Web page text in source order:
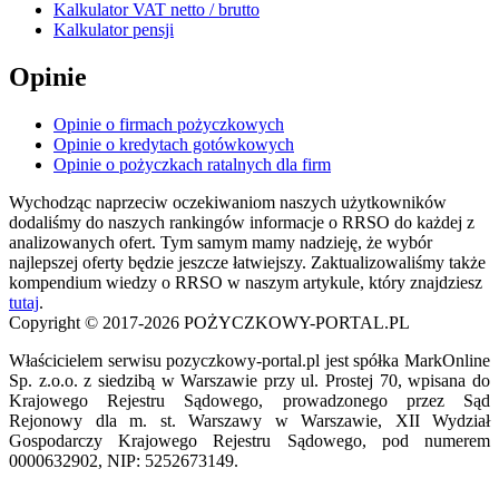
Kalkulator VAT netto / brutto
Kalkulator pensji
Opinie
Opinie o firmach pożyczkowych
Opinie o kredytach gotówkowych
Opinie o pożyczkach ratalnych dla firm
Wychodząc naprzeciw oczekiwaniom naszych użytkowników
dodaliśmy do naszych rankingów informacje o RRSO do każdej z
analizowanych ofert. Tym samym mamy nadzieję, że wybór
najlepszej oferty będzie jeszcze łatwiejszy. Zaktualizowaliśmy także
kompendium wiedzy o RRSO w naszym artykule, który znajdziesz
tutaj.
Copyright © 2017-2026 POŻYCZKOWY-PORTAL.PL
Właścicielem serwisu pozyczkowy-portal.pl jest spółka MarkOnline
Sp. z.o.o. z siedzibą w Warszawie przy ul. Prostej 70, wpisana do
Krajowego Rejestru Sądowego, prowadzonego przez Sąd
Rejonowy dla m. st. Warszawy w Warszawie, XII Wydział
Gospodarczy Krajowego Rejestru Sądowego, pod numerem
0000632902, NIP: 5252673149.